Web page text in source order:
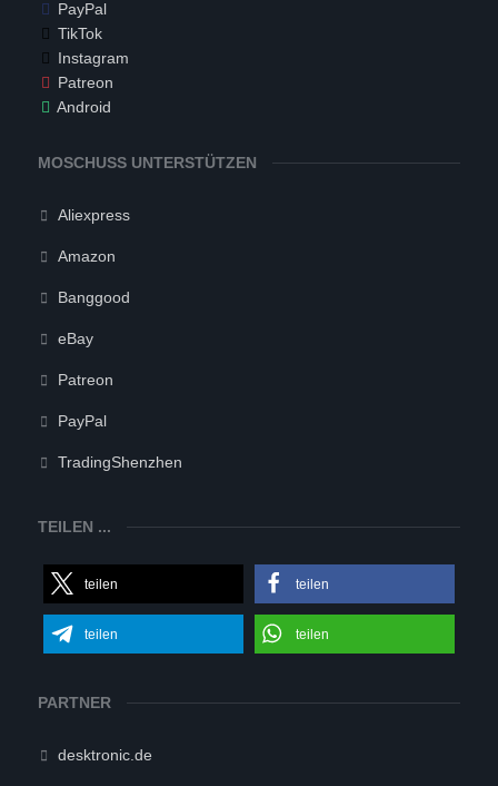
PayPal
TikTok
Instagram
Patreon
Android
MOSCHUSS UNTERSTÜTZEN
Aliexpress
Amazon
Banggood
eBay
Patreon
PayPal
TradingShenzhen
TEILEN ...
teilen teilen
teilen teilen
PARTNER
desktronic.de